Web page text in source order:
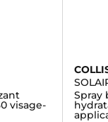
visage-
Spray